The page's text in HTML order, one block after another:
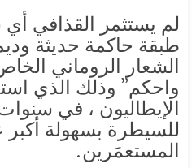
لم يستثمر القذافي
طبقة حاكمة حديثة
الشعار الروماني
واحكم” وذلك الذي
الإيطاليون ، في
للسيطرة بسهولة
المستعمَرين.